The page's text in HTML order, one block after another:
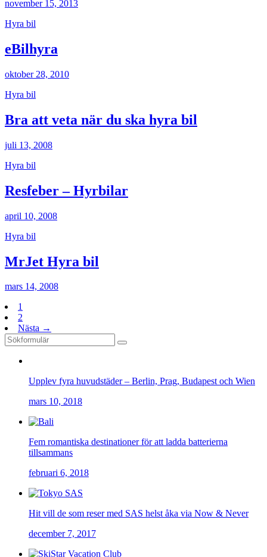
november 15, 2013
Hyra bil
eBilhyra
oktober 28, 2010
Hyra bil
Bra att veta när du ska hyra bil
juli 13, 2008
Hyra bil
Resfeber – Hyrbilar
april 10, 2008
Hyra bil
MrJet Hyra bil
mars 14, 2008
1
2
Nästa →
Upplev fyra huvudstäder – Berlin, Prag, Budapest och Wien
mars 10, 2018
Fem romantiska destinationer för att ladda batterierna
tillsammans
februari 6, 2018
Hit vill de som reser med SAS helst åka via Now & Never
december 7, 2017